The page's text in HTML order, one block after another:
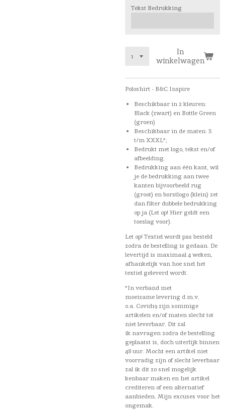
Tekst Bedrukking
In
winkelwagen
Poloshirt - B&C Inspire​
Beschikbaar in 2 kleuren:
Black (zwart) en Bottle Green
(groen)
Beschikbaar in de maten: S
t/m XXXL*;
Bedrukt met logo, tekst en/of
afbeelding.
Bedrukking aan één kant, wil
je de bedrukking aan twee
kanten bijvoorbeeld rug
(groot) en borstlogo (klein) zet
dan filter dubbele bedrukking
op ja (Let op! Hier geldt een
toeslag voor).
Let op! Textiel wordt pas besteld
zodra de bestelling is gedaan. De
levertijd is maximaal 4 weken,
afhankelijk van hoe snel het
textiel geleverd wordt.
*In verband met
moeizame levering d.m.v.
o.a. Covid19 zijn sommige
artikelen en/of maten slecht tot
niet leverbaar. Dit zal
ik navragen zodra de bestelling
geplaatst is, doch uiterlijk binnen
48 uur. Mocht een artikel niet
voorradig zijn of slecht leverbaar
zal ik dit zo snel mogelijk
kenbaar maken en het artikel
crediteren of een alternatief
aanbieden. Mijn excuses voor het
ongemak.